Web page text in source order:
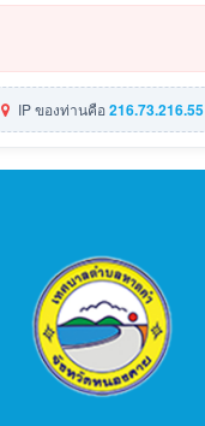
IP ของท่านคือ216.73.216.55